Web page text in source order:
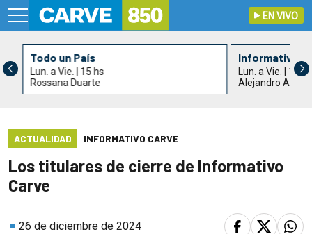
EN VIVO
Todo un País
Lun. a Vie. | 15 hs
Rossana Duarte
Informativo
Lun. a Vie. | 17 hs
Alejandro Acle
ACTUALIDAD INFORMATIVO CARVE
Los titulares de cierre de Informativo
Carve
26 de diciembre de 2024